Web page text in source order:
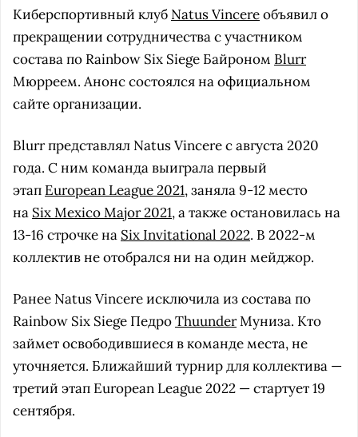
Киберспортивный клуб Natus Vincereобъявил о
прекращении сотрудничества с участником
состава по Rainbow Six Siege Байроном Blurr
Мюрреем. Анонс состоялся на официальном
сайте организации.
Blurr представлял Natus Vincere с августа 2020
года. С ним команда выиграла первый
этап European League 2021, заняла 9-12 место
на Six Mexico Major 2021, а также остановилась на
13-16 строчке на Six Invitational 2022. В 2022-м
коллектив не отобрался ни на один мейджор.
Ранее Natus Vincere исключила из состава по
Rainbow Six Siege ПедроThuunderМуниза. Кто
займет освободившиеся в команде места, не
уточняется. Ближайший турнир для коллектива —
третий этап European League 2022 — стартует 19
сентября.